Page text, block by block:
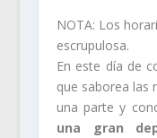
NOTA: Los
escrupulosa.
En este día de
que saborea las
una parte y
una gran